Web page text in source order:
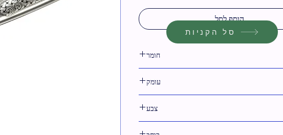
הוסף לסל
חומר
עומק
צבע
סל הקניות